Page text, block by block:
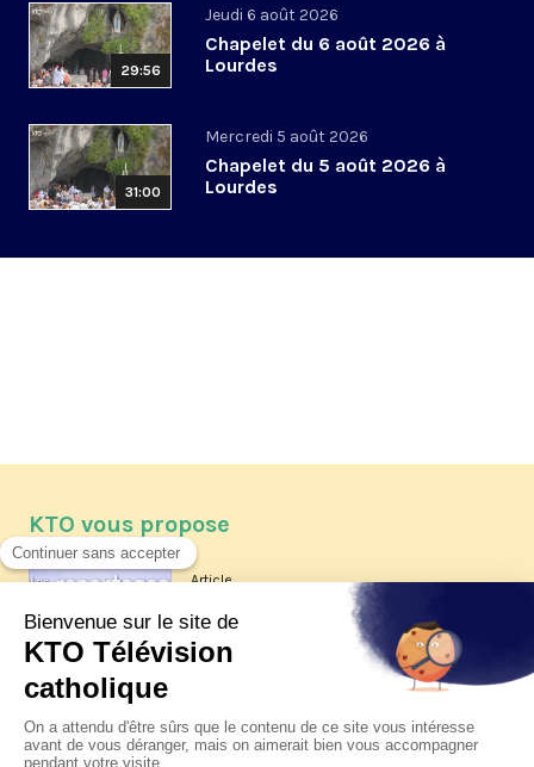
29:56
Jeudi 6 août 2026
Chapelet du 6 août 2026 à
Lourdes
31:00
Mercredi 5 août 2026
Chapelet du 5 août 2026 à
Lourdes
KTO vous propose
Article
Les reportages d'été 2026 de KTO
La visite pastorale du pape Léon
XIV à Assise à suivre sur KTO le
jeudi 6 août